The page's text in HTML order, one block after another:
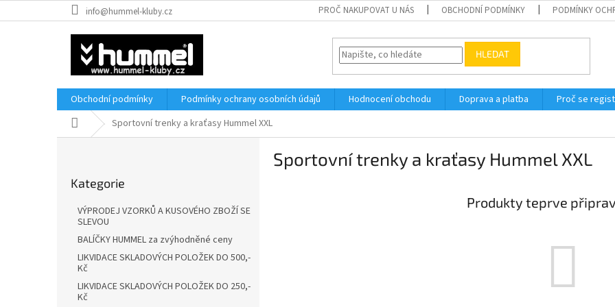
na
info@hummel-kluby.cz PROČ NAKUPOVAT U NÁS OBCHODNÍ PODMÍNKY PODMÍNKY
HLEDAT
Obchodní podmínky Podmínky ochrany osobních údajů Hodnocení obchodu Doprava a platba Proč se
Domů Sportovní trenky a kraťasy Hummel XXL
kategorie
Kategorie
VÝPRODEJ VZORKŮ A KUSOVÉHO ZBOŽÍ SE
SLEVOU
BALÍČKY HUMMEL za zvýhodněné ceny
LIKVIDACE SKLADOVÝCH POLOŽEK DO 500,-
Kč
LIKVIDACE SKLADOVÝCH POLOŽEK DO 250,-
Kč
Sportovní trenky a kraťasy Hummel XXL
Produkty teprve